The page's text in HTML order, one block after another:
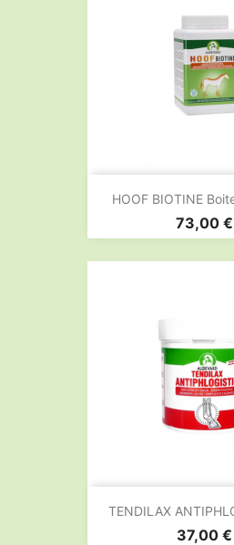
HOOF BIOTINE
Prix
73,00 €
TENDILAX
Prix
37,00 €